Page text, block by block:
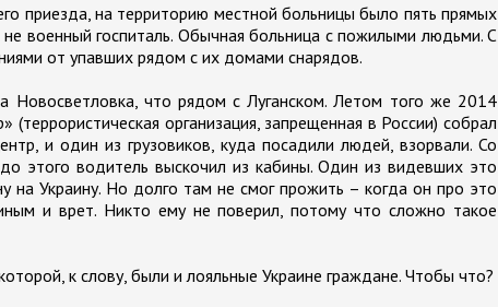
приезда, на территорию местной больницы было пять прямых
военный госпиталь. Обычная больница с пожилыми людьми. С
от упавших рядом с их домами снарядов.
Новосветловка, что рядом с Луганском. Летом того же 2014
организация, запрещенная в России) собрал
и один из грузовиков, куда посадили людей, взорвали. Со
этого водитель выскочил из кабины. Один из видевших это
Украину. Но долго там не смог прожить – когда он про это
и врет. Никто ему не поверил, потому что сложно такое
к слову, были и лояльные Украине граждане. Чтобы что?